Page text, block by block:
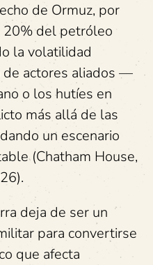
de Ormuz, por
20% del petróleo
la volatilidad
de actores aliados —
o los hutíes en
más allá de las
un escenario
(Chatham House,
deja de ser un
para convertirse
que afecta